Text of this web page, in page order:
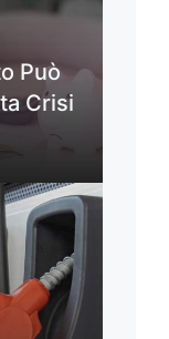
Può
Crisi